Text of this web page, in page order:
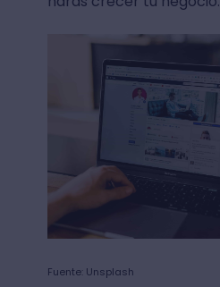
Fuente: Unsplash